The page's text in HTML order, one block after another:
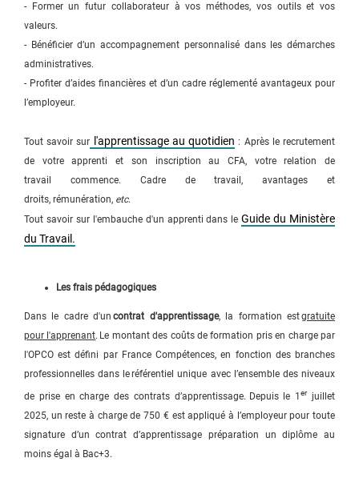
- Former un futur collaborateur à vos méthodes, vos outils et vos
valeurs.
- Bénéficier d’un accompagnement personnalisé dans les démarches
administratives.
- Profiter d’aides financières et d’un cadre réglementé avantageux pour
l’employeur.
Tout savoir sur l'apprentissage au quotidien : Après le recrutement
de votre apprenti et son inscription au CFA, votre relation de
travail commence. Cadre de travail, avantages et
droits, rémunération, etc.
Tout savoir sur l'embauche d'un apprenti dans leGuide du Ministère
du Travail.
Les frais pédagogiques
Dans le cadre d'uncontrat d'apprentissage, la formation estgratuite
pour l'apprenant. Le montant des coûts de formation pris en charge par
l'OPCO est défini par France Compétences, en fonction des branches
professionnelles dans le référentiel unique avec l’ensemble des niveaux
de prise en charge des contrats d’apprentissage. Depuis le 1er juillet
2025, un reste à charge de 750 € est appliqué à l’employeur pour toute
signature d’un contrat d’apprentissage préparation un diplôme au
moins égal à Bac+3.